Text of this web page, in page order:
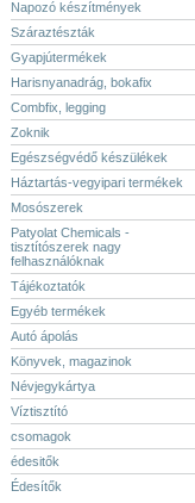
Napozó készítmények
Száraztészták
Gyapjútermékek
Harisnyanadrág, bokafix
Combfix, legging
Zoknik
Egészségvédő készülékek
Háztartás-vegyipari termékek
Mosószerek
Patyolat Chemicals -
tisztítószerek nagy
felhasználóknak
Tájékoztatók
Egyéb termékek
Autó ápolás
Könyvek, magazinok
Névjegykártya
Víztisztító
csomagok
édesitők
Édesítők